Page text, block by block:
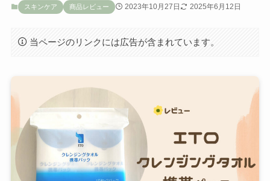
スキンケア 商品レビュー 2023年10月27日 2025年6月12日
当ページのリンクには広告が含まれています。